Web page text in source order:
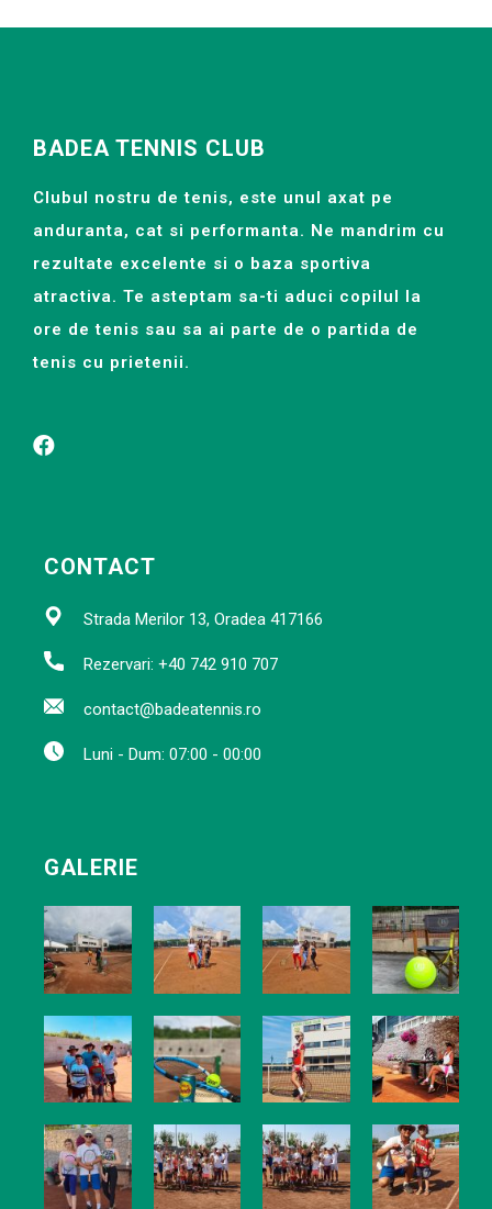
BADEA TENNIS CLUB
Clubul nostru de tenis, este unul axat pe
anduranta, cat si performanta. Ne mandrim cu
rezultate excelente si o baza sportiva
atractiva. Te asteptam sa-ti aduci copilul la
ore de tenis sau sa ai parte de o partida de
tenis cu prietenii.
CONTACT
Strada Merilor 13, Oradea 417166
Rezervari: +40 742 910 707
contact@badeatennis.ro
Luni - Dum: 07:00 - 00:00
GALERIE